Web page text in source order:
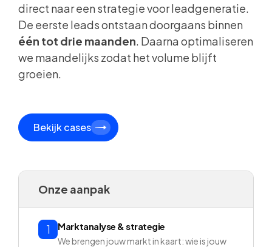
direct naar een strategie voor leadgeneratie.
De eerste leads ontstaan doorgaans binnen
één tot drie maanden. Daarna optimaliseren
we maandelijks zodat het volume blijft
groeien.
Bekijk cases
Onze aanpak
1 Marktanalyse & strategie
We brengen jouw markt in kaart: wie is jouw